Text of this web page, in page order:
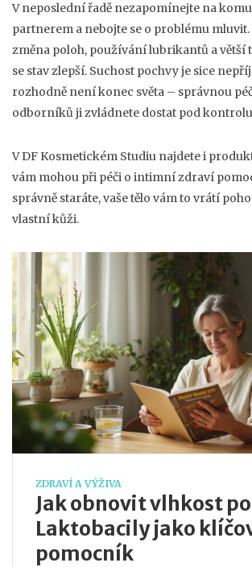
V neposlední řadě nezapomínejte na
partnerem a nebojte se o problému mluvit.
změna poloh, používání lubrikantů a větší
se stav zlepší. Suchost pochvy je sice
rozhodně není konec světa – správnou
odborníků ji zvládnete dostat pod
V DF Kosmetickém Studiu najdete i
vám mohou při péči o intimní zdraví
správně staráte, vaše tělo vám to vrátí
vlastní kůži.
ZDRAVÍ A VÝŽIVA
Jak obnovit vlhkost
Laktobacily jako
pomocník